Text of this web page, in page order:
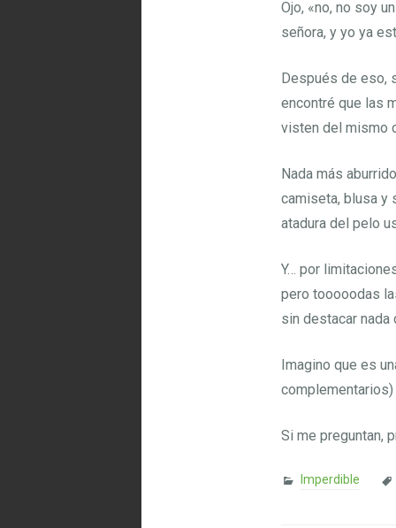
Ojo, «no, no soy
señora, y yo ya
Después de eso,
encontré que las
visten del mismo
Nada más
camiseta, blusa y
atadura del pelo
Y… por
pero tooooodas
sin destacar nada
Imagino que es
Si me preguntan,
Imperdible